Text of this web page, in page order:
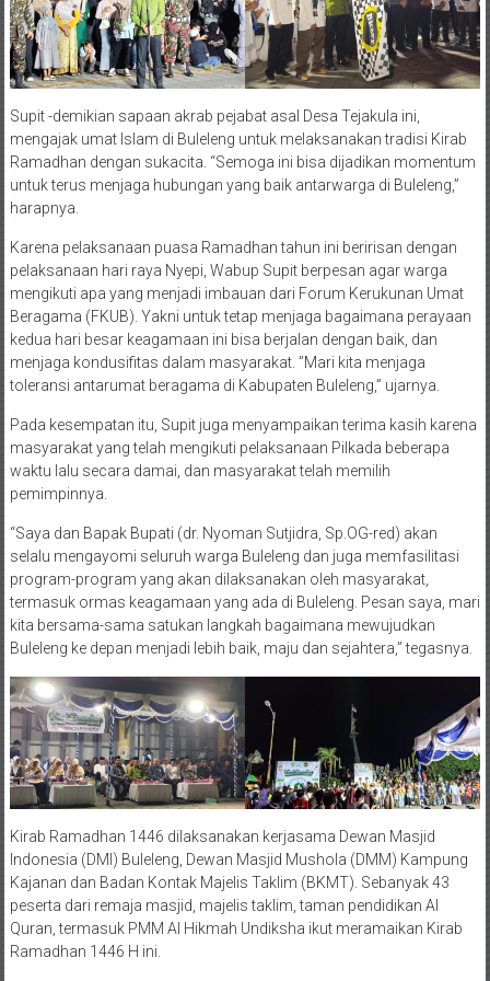
Supit -demikian sapaan akrab pejabat asal Desa Tejakula ini,
mengajak umat Islam di Buleleng untuk melaksanakan tradisi Kirab
Ramadhan dengan sukacita. “Semoga ini bisa dijadikan momentum
untuk terus menjaga hubungan yang baik antarwarga di Buleleng,”
harapnya.
Karena pelaksanaan puasa Ramadhan tahun ini beririsan dengan
pelaksanaan hari raya Nyepi, Wabup Supit berpesan agar warga
mengikuti apa yang menjadi imbauan dari Forum Kerukunan Umat
Beragama (FKUB). Yakni untuk tetap menjaga bagaimana perayaan
kedua hari besar keagamaan ini bisa berjalan dengan baik, dan
menjaga kondusifitas dalam masyarakat. ”Mari kita menjaga
toleransi antarumat beragama di Kabupaten Buleleng,” ujarnya.
Pada kesempatan itu, Supit juga menyampaikan terima kasih karena
masyarakat yang telah mengikuti pelaksanaan Pilkada beberapa
waktu lalu secara damai, dan masyarakat telah memilih
pemimpinnya.
“Saya dan Bapak Bupati (dr. Nyoman Sutjidra, Sp.OG-red) akan
selalu mengayomi seluruh warga Buleleng dan juga memfasilitasi
program-program yang akan dilaksanakan oleh masyarakat,
termasuk ormas keagamaan yang ada di Buleleng. Pesan saya, mari
kita bersama-sama satukan langkah bagaimana mewujudkan
Buleleng ke depan menjadi lebih baik, maju dan sejahtera,” tegasnya.
Kirab Ramadhan 1446 dilaksanakan kerjasama Dewan Masjid
Indonesia (DMI) Buleleng, Dewan Masjid Mushola (DMM) Kampung
Kajanan dan Badan Kontak Majelis Taklim (BKMT). Sebanyak 43
peserta dari remaja masjid, majelis taklim, taman pendidikan Al
Quran, termasuk PMM Al Hikmah Undiksha ikut meramaikan Kirab
Ramadhan 1446 H ini.